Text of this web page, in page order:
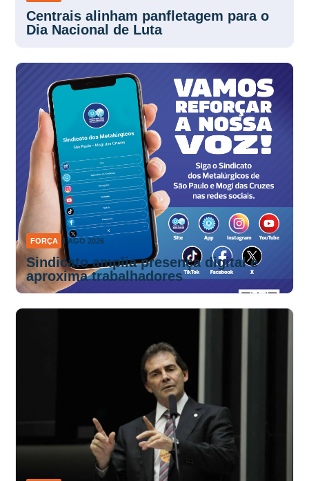
Centrais alinham panfletagem para o
Dia Nacional de Luta
FORÇA 4 AGO 2026
Sindicato amplia presença digital e
aproxima trabalhadores